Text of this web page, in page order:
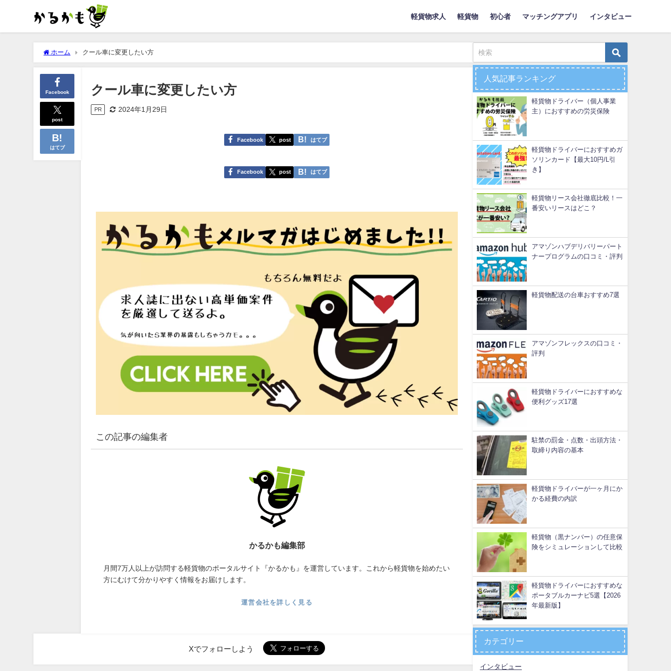
軽貨物求人 軽貨物 初心者 マッチングアプリ インタビュー
ホーム クール車に変更したい方
Facebook
post
はてブ
クール車に変更したい方
PR 2024年1月29日
Facebook post はてブ
Facebook post はてブ
この記事の編集者
かるかも編集部
月間7万人以上が訪問する軽貨物のポータルサイト『かるかも』を運営しています。これから軽貨物を始めたい
方にむけて分かりやすく情報をお届けします。
運営会社を詳しく見る
Xでフォローしよう
人気記事ランキング
軽貨物ドライバー（個人事業
主）におすすめの労災保険
軽貨物ドライバーにおすすめガ
ソリンカード【最大10円/L引
き】
軽貨物リース会社徹底比較！一
番安いリースはどこ？
アマゾンハブデリバリーパート
ナープログラムの口コミ・評判
軽貨物配送の台車おすすめ7選
アマゾンフレックスの口コミ・
評判
軽貨物ドライバーにおすすめな
便利グッズ17選
駐禁の罰金・点数・出頭方法・
取締り内容の基本
軽貨物ドライバーが一ヶ月にか
かる経費の内訳
軽貨物（黒ナンバー）の任意保
険をシミュレーションして比較
軽貨物ドライバーにおすすめな
ポータブルカーナビ5選【2026
年最新版】
カテゴリー
インタビュー